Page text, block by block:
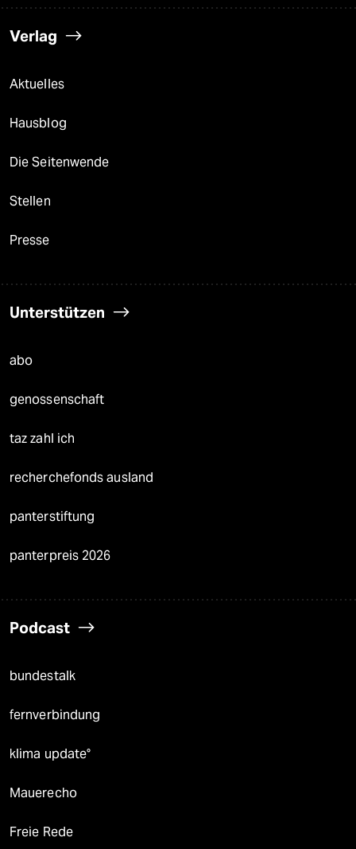
Verlag
Aktuelles
Hausblog
Die Seitenwende
Stellen
Presse
Unterstützen
abo
genossenschaft
taz zahl ich
recherchefonds ausland
panterstiftung
panterpreis 2026
Podcast
bundestalk
fernverbindung
klima update°
Mauerecho
Freie Rede